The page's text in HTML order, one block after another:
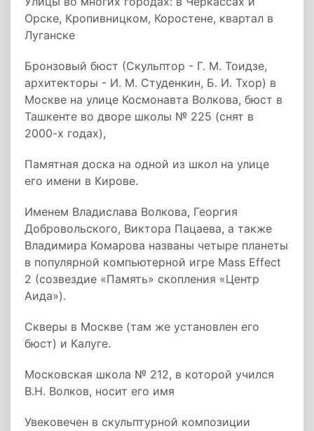
Орске, Кропивницком, Коростене, квартал в
Луганске
Бронзовый бюст (Скульптор - Г. М. Тоидзе,
архитекторы - И. М. Студенкин, Б. И. Тхор) в
Москве на улице Космонавта Волкова, бюст в
Ташкенте во дворе школы № 225 (снят в
2000-х годах),
Памятная доска на одной из школ на улице
его имени в Кирове.
Именем Владислава Волкова, Георгия
Добровольского, Виктора Пацаева, а также
Владимира Комарова названы четыре планеты
в популярной компьютерной игре Mass Effect
2 (созвездие «Память» скопления «Центр
Аида»).
Скверы в Москве (там же установлен его
бюст) и Калуге.
Московская школа № 212, в которой учился
В.Н. Волков, носит его имя
Увековечен в скульптурной композиции